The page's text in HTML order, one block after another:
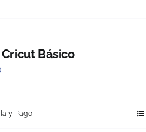
Básico
y Pago